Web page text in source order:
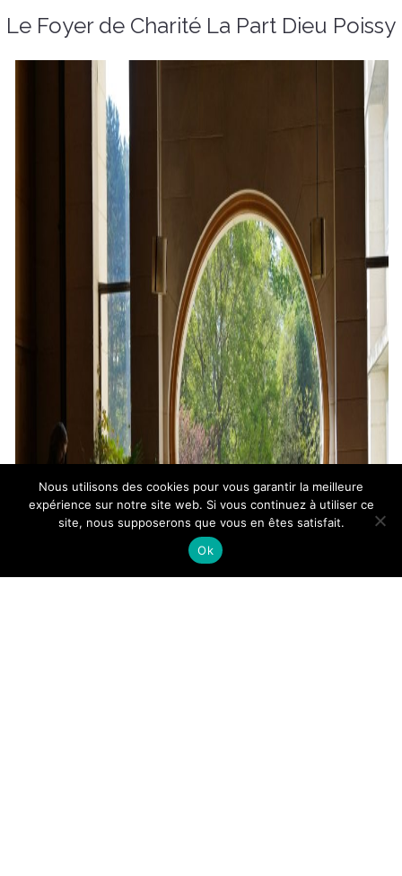
Le Foyer de Charité La Part Dieu Poissy
Nous utilisons des cookies pour vous garantir la meilleure
expérience sur notre site web. Si vous continuez à utiliser ce
site, nous supposerons que vous en êtes satisfait.
Ok